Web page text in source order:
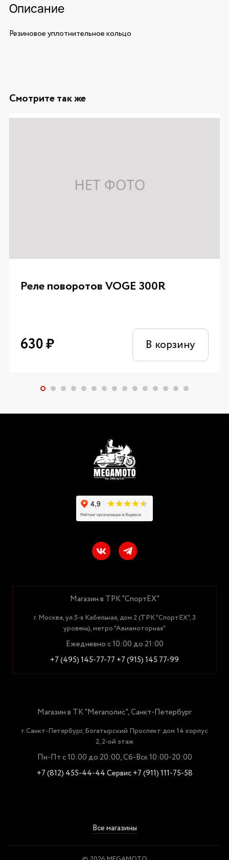
Описание
Резиновое уплотнительное кольцо
Смотрите так же
Реле поворотов VOGE 300R
630₽ В корзину
Магазин в ТРК "СпортЕХ"
г. Москва, ул.5-я Кабельная, дом 2 (ТРК "СпортЕХ", 3
уровень), метро "Авиамоторная"
Ежедневно с 10:00 до 21:00
+7 (495) 145-77-77 +7 (915) 145 77-99
Магазин в ТК "Мегаполис", Санкт-Петербург
г. Санкт-Петербург, Богатырский Проспект дом 14 корпус
2, 2-ой этаж
Пн-Пт с 10:00 до 20:00, Сб-Вск 10:00-20:00
+7 (812) 455-44-44Сервис +7 (911) 111-75-58
Все магазины